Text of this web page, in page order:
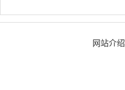
网站介绍